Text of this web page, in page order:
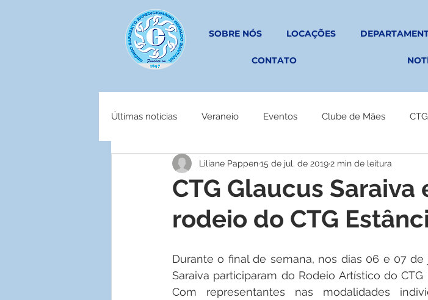
SOBRE NÓS LOCAÇÕES
CONTATO
Últimas notícias Veraneio Eventos Clube de Mães
EM OBRAS
CTG Glaucus Saraiva
rodeio do CTG
Liliane Pappen15 de jul. de 20192 min de leitura
Durante o final de semana, nos dias 06 e 07
Saraiva participaram do Rodeio Artístico do
Com representantes nas modalidades